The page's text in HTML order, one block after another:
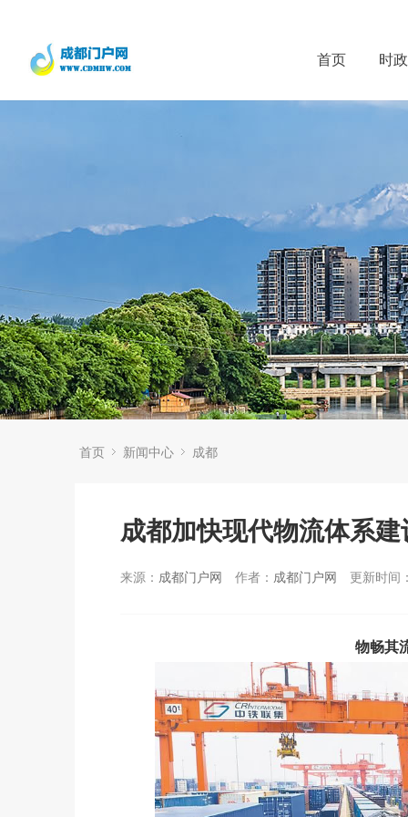
首页 时政
首页 新闻中心 成都
成都加快现代物流体系
来源： 成都门户网 作者： 成都门户网 更新时间
物畅其